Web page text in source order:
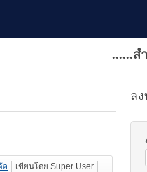
......สำนั
อ
เขียนโดย Super User
ล